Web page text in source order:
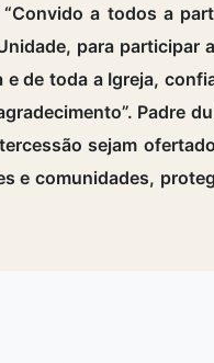
a todos a
para participar
de toda a Igreja,
Padre
sejam
e comunidades,